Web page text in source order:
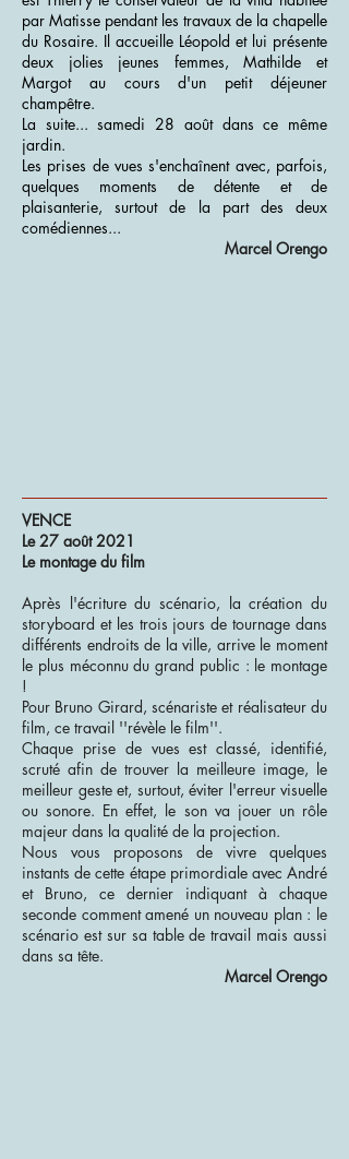
par Matisse pendant les travaux de la chapelle
du Rosaire. Il accueille Léopold et lui présente
deux jolies jeunes femmes, Mathilde et
Margot au cours d'un petit déjeuner
champêtre.
La suite... samedi 28 août dans ce même
jardin.
Les prises de vues s'enchaînent avec, parfois,
quelques moments de détente et de
plaisanterie, surtout de la part des deux
comédiennes...
Marcel Orengo
VENCE
Le 27 août 2021
Le montage du film
Après l'écriture du scénario, la création du
storyboard et les trois jours de tournage dans
différents endroits de la ville, arrive le moment
le plus méconnu du grand public : le montage
!
Pour Bruno Girard, scénariste et réalisateur du
film, ce travail ''révèle le film''.
Chaque prise de vues est classé, identifié,
scruté afin de trouver la meilleure image, le
meilleur geste et, surtout, éviter l'erreur visuelle
ou sonore. En effet, le son va jouer un rôle
majeur dans la qualité de la projection.
Nous vous proposons de vivre quelques
instants de cette étape primordiale avec André
et Bruno, ce dernier indiquant à chaque
seconde comment amené un nouveau plan : le
scénario est sur sa table de travail mais aussi
dans sa tête.
Marcel Orengo